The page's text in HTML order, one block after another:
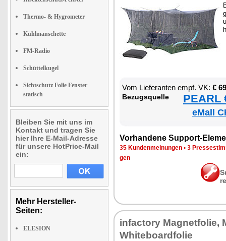
Thermo- & Hygrometer
Kühlmanschette
FM-Radio
Schüttelkugel
Sichtschutz Folie Fenster
statisch
Bleiben Sie mit uns im
Kontakt und tragen Sie
hier Ihre E-Mail-Adresse
für unsere HotPrice-Mail
ein:
Mehr Hersteller-
Seiten:
ELESION
Vom Lie­fe­ran­ten empf. VK: €
Be­zugs­quel­le PEARL
eMall
Vor­han­de­ne Sup­port-
35 Kun­den­mei­nun­gen • 3
gen
in­fac­to­ry Ma­gnet­fo­lie,
Whi­te­board­fo­lie